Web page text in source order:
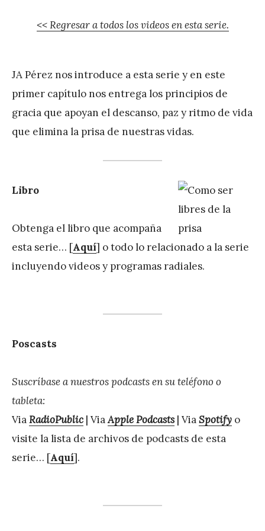
<< Regresar a todos los videos en esta serie.
JA Pérez nos introduce a esta serie y en este
primer capítulo nos entrega los principios de
gracia que apoyan el descanso, paz y ritmo de vida
que elimina la prisa de nuestras vidas.
Libro
Obtenga el libro que acompaña
esta serie… [Aquí] o todo lo relacionado a la serie
incluyendo videos y programas radiales.
Poscasts
Suscríbase a nuestros podcasts en su teléfono o
tableta:
ViaRadioPublic | ViaApple Podcasts | ViaSpotify o
visite la lista de archivos de podcasts de esta
serie… [Aquí].